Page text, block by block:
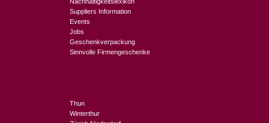
Nachhaltigkeitslexikon
Suppliers Information
Events
Jobs
Geschenkverpackung
Sinnvolle Firmengeschenke
Thun
Winterthur